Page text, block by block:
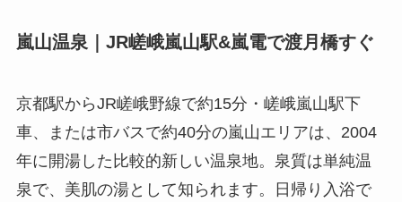
嵐山温泉｜JR嵯峨嵐山駅&嵐電で渡月橋すぐ
京都駅からJR嵯峨野線で約15分・嵯峨嵐山駅下
車、または市バスで約40分の嵐山エリアは、2004
年に開湯した比較的新しい温泉地。泉質は単純温
泉で、美肌の湯として知られます。日帰り入浴で